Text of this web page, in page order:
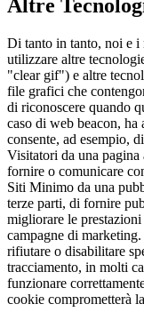
Altre
Di tanto in tanto, noi e i
utilizzare altre
"clear gif") e altre
file grafici che
di riconoscere quando
caso di web beacon,
consente, ad esempio,
Visitatori da una
fornire o comunicare
Siti Minimo da una
terze parti, di fornire
migliorare le
campagne di
rifiutare o disabilitare
tracciamento, in molti
funzionare
cookie comprometterà